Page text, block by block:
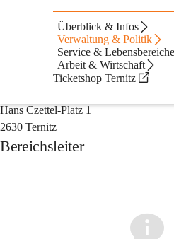
Überblick & Infos
Verwaltung & Politik
Service & Lebensbereiche
Arbeit & Wirtschaft
Ticketshop Ternitz
Hans Czettel-Platz 1
2630 Ternitz
Bereichsleiter